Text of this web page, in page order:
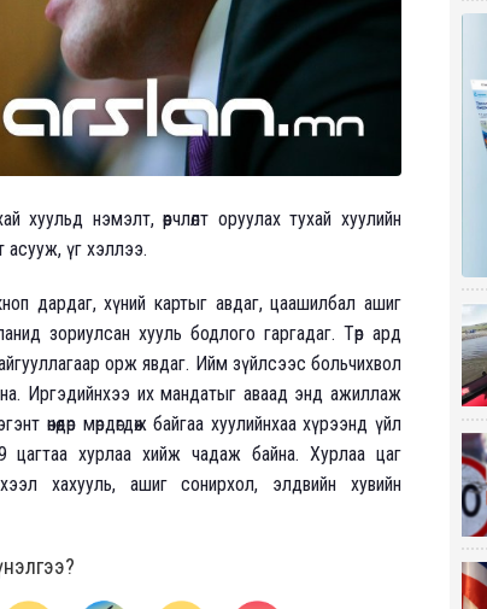
нэмэлт, өөрчлөлт оруулах тухай хуулийн
асууж, үг хэллээ.
дардаг, хүний картыг авдаг, цаашилбал ашиг
зориулсан хууль бодлого гаргадаг. Төр ард
орж явдаг. Ийм зүйлсээс больчихвол
Иргэдийнхээ их мандатыг аваад энд ажиллаж
мөрдөгдөж байгаа хуулийнхаа хүрээнд үйл
9 цагтаа хурлаа хийж чадаж байна. Хурлаа цаг
хахууль, ашиг сонирхол, элдвийн хувийн